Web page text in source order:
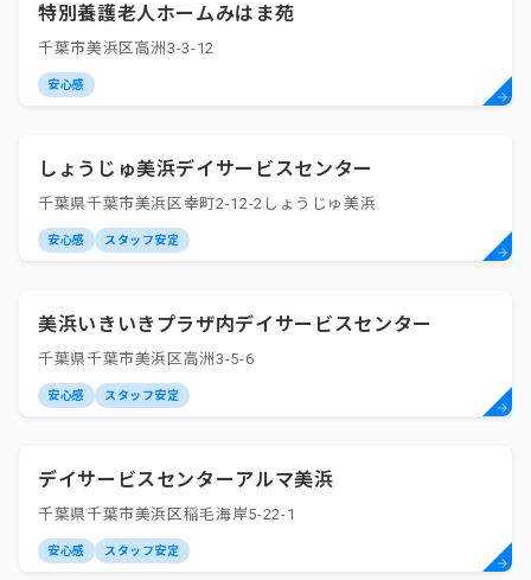
特別養護老人ホームみはま苑
千葉市美浜区高洲3-3-12
安心感
しょうじゅ美浜デイサービスセンター
千葉県千葉市美浜区幸町2-12-2しょうじゅ美浜
安心感 スタッフ安定
美浜いきいきプラザ内デイサービスセンター
千葉県千葉市美浜区高洲3-5-6
安心感 スタッフ安定
デイサービスセンターアルマ美浜
千葉県千葉市美浜区稲毛海岸5-22-1
安心感 スタッフ安定